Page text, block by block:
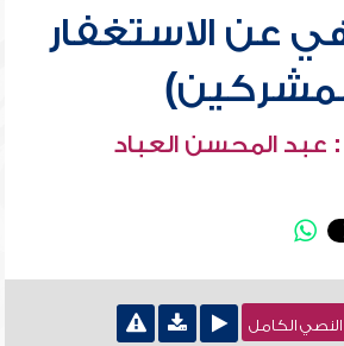
عن الاستغفار
عبد المحسن العباد
النصي الكامل